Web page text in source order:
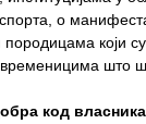
о
који
што
код